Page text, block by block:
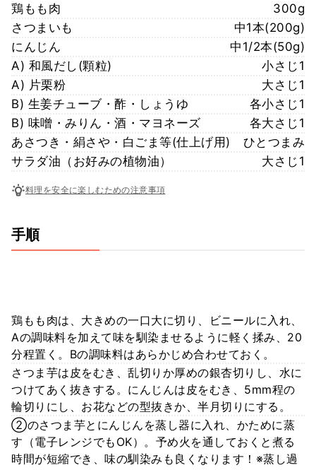
鶏もも肉
300g
さつまいも
中1本(200g)
にんじん
中1/2本(50g)
A) 和風だし(顆粒)
小さじ1
A) 片栗粉
大さじ1
B) 生姜チューブ・酢・しょうゆ
各小さじ1
B) 味噌・みりん・酒・マヨネーズ
各大さじ1
あさつき・絹さや・白ごま等(仕上げ用)
ひとつまみ
サラダ油（お好みの植物油）
大さじ1
料理を安全に楽しむための注意事項
手順
鶏もも肉は、大きめの一口大に切り、ビニールに入れ、
Aの調味料を加えて味を馴染ませるように軽く揉み、20
分程置く。Bの調味料はあらかじめ合わせておく。
さつま芋は皮をむき、乱切りか厚めの銀杏切りし、水に
つけてあく抜きする。にんじんは皮をむき、5mm程の
輪切りにし、お花などの型抜きか、半月切りにする。
②のさつま芋とにんじんを蒸し器に入れ、かために蒸
す（電子レンジでもOK）。予め火を通しておくと煮る
時間が短縮でき、味の馴染みも良くなります！※蒸し過